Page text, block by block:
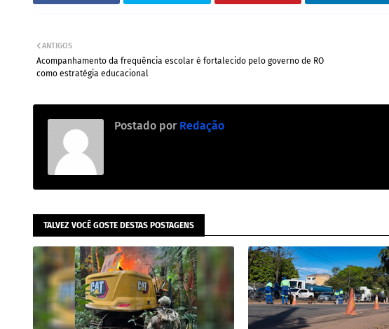
ANTIGOS
Acompanhamento da frequência escolar é fortalecido pelo governo de RO
como estratégia educacional
Postado por Redação
TALVEZ VOCÊ GOSTE DESTAS POSTAGENS